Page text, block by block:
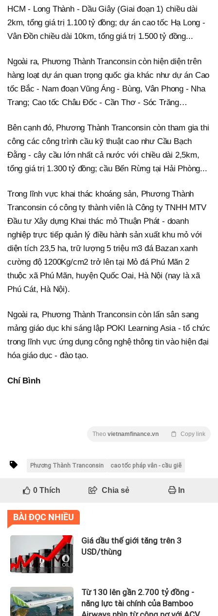
HCM - Long Thành - Dầu Giây (Giai đoạn 1) chiều dài
2km, tổng giá trị 1.100 tỷ đồng; dự án cao tốc Hạ Long -
Vân Đồn chiều dài 10km, tổng giá trị 1.500 tỷ đồng...
Ngoài ra, Phương Thành Tranconsin còn hiện diện trên
hàng loạt dự án quan trọng quốc gia khác như dự án Cao
tốc Bắc - Nam đoạn Vũng Áng - Bùng, Vân Phong - Nha
Trang; Cao tốc Châu Đốc - Cần Thơ - Sóc Trăng…
Bên cạnh đó, Phương Thành Tranconsin còn tham gia thi
công các công trình cầu kỹ thuật cao như Cầu Bạch
Đằng - cây cầu lớn nhất cả nước với chiều dài 2,5km,
tổng giá trị 1.300 tỷ đồng; cầu Bến Rừng tại Hải Phòng...
Trong lĩnh vực khai thác khoáng sản, Phương Thành
Tranconsin có công ty thành viên là Công ty TNHH MTV
Đầu tư Xây dựng Khai thác mỏ Thuận Phát - doanh
nghiệp trực tiếp quản lý điều hành sản xuất khu mỏ với
diện tích 23,5 ha, trữ lượng 5 triệu m3 đá Bazan xanh
cường độ 1200Kg/cm2 trở lên tại Mỏ đá Phú Mãn 2
thuộc xã Phú Mãn, huyện Quốc Oai, Hà Nội (nay là xã
Phú Cát, Hà Nội).
Ngoài ra, Phương Thành Tranconsin còn lấn sân sang
mảng giáo dục khi sáng lập POKI Learning Asia - tổ chức
trong lĩnh vực ứng dụng công nghệ thông tin vào hiện đại
hóa giáo dục - đào tạo.
Chí Bình
Theo vietnamfinance.vn Copy link
Phương Thành Tranconsin cao tốc pháp vân - cầu giẽ
0Thích Chia sẻ In
BÀI ĐỌC NHIỀU
Giá dầu thế giới tăng trên 3
USD/thùng
Từ 130 lên gần 2.700 tỷ đồng -
năng lực tài chính của Bamboo